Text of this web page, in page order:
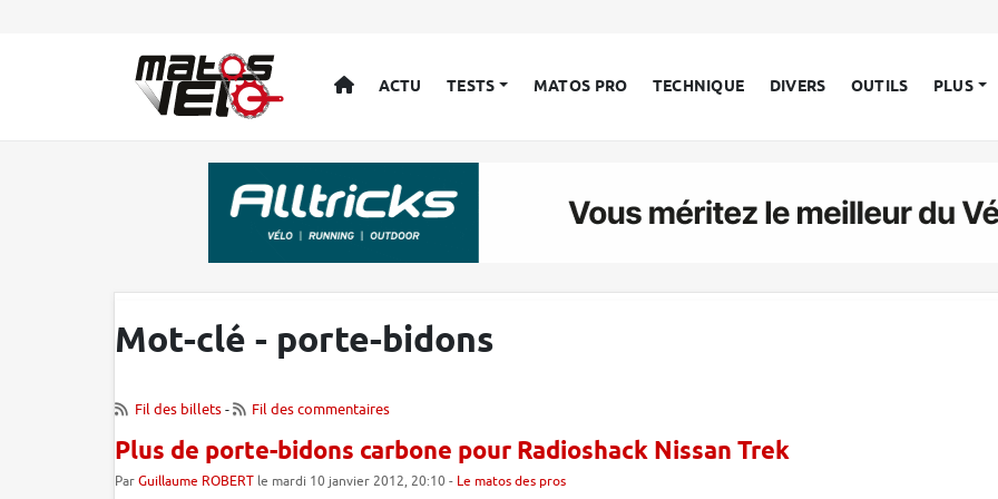
ACCUEIL
ACTU TESTS MATOS PRO TECHNIQUE DIVERS OUTILS PLUS
Mot-clé - porte-bidons
Fil des billets- Fil des commentaires
Plus de porte-bidons carbone pour Radioshack Nissan Trek
Par Guillaume ROBERT le mardi 10 janvier 2012, 20:10 - Le matos des pros